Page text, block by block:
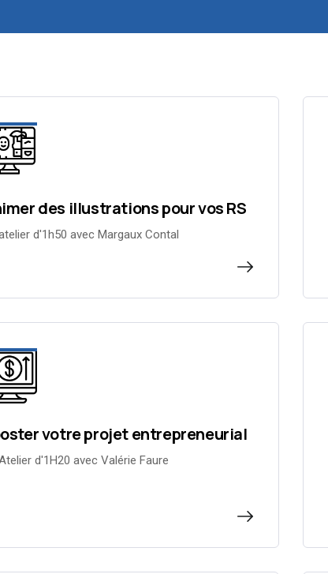
des illustrations pour vos RS
d'1h50 avec Margaux Contal
votre projet entrepreneurial
d'1H20 avec Valérie Faure